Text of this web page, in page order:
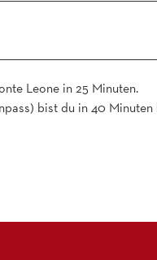
Leone in 25 Minuten.
bist du in 40